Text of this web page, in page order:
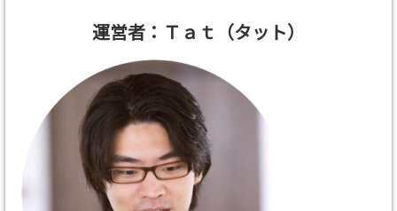
運営者：Ｔａｔ（タット）